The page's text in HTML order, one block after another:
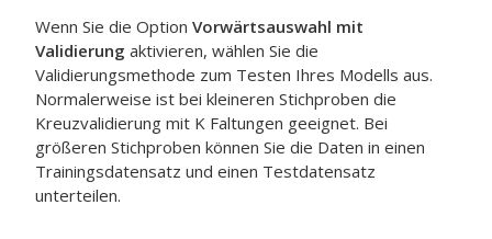
Wenn Sie die Option Vorwärtsauswahl mit
Validierung aktivieren, wählen Sie die
Validierungsmethode zum Testen Ihres Modells aus.
Normalerweise ist bei kleineren Stichproben die
Kreuzvalidierung mit K Faltungen geeignet. Bei
größeren Stichproben können Sie die Daten in einen
Trainingsdatensatz und einen Testdatensatz
unterteilen.